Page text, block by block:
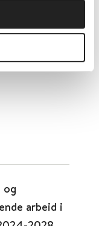
og
arbeid i